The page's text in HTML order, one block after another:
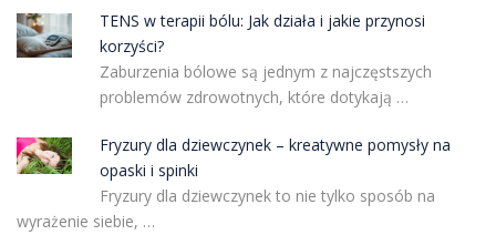
TENS w terapii bólu: Jak działa i jakie przynosi
korzyści?
Zaburzenia bólowe są jednym z najczęstszych
problemów zdrowotnych, które dotykają …
Fryzury dla dziewczynek – kreatywne pomysły na
opaski i spinki
Fryzury dla dziewczynek to nie tylko sposób na
wyrażenie siebie, …